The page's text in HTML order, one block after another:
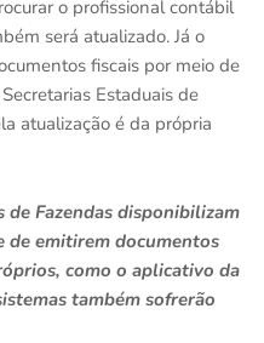
o profissional contábil
será atualizado. Já o
fiscais por meio de
Estaduais de
atualização é da própria
de Fazendas disponibilizam
de emitirem documentos
como o aplicativo da
também sofrerão